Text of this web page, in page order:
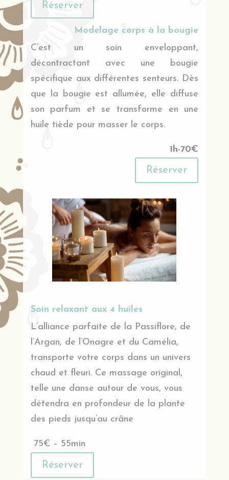
Réserver
Modelage corps à la bougie
C’est un soin enveloppant,
décontractant avec une bougie
spécifique aux différentes senteurs. Dès
que la bougie est allumée, elle diffuse
son parfum et se transforme en une
huile tiède pour masser le corps.
1h-70€
Réserver
Soin relaxant aux 4 huiles
L’alliance parfaite de la Passiflore, de
l’Argan, de l’Onagre et du Camélia,
transporte votre corps dans un univers
chaud et fleuri. Ce massage original,
telle une danse autour de vous, vous
détendra en profondeur de la plante
des pieds jusqu’au crâne
75€ – 55min
Réserver